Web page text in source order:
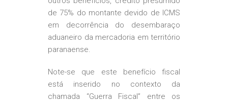
de 75% do montante devido de ICMS
em decorrência do desembaraço
aduaneiro da mercadoria em território
paranaense.
Note-se que este benefício fiscal
está inserido no contexto da
chamada “Guerra Fiscal” entre os